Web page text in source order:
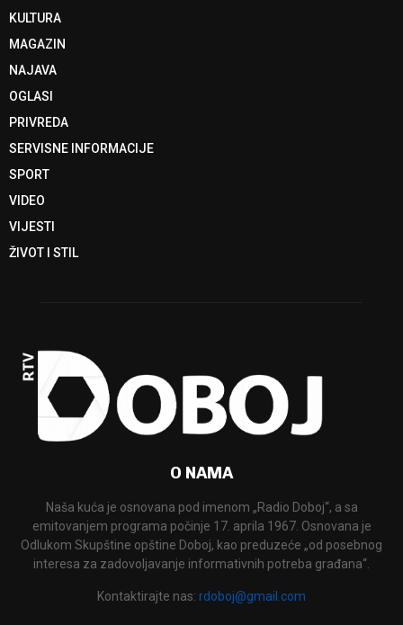
KULTURA
MAGAZIN
NAJAVA
OGLASI
PRIVREDA
SERVISNE INFORMACIJE
SPORT
VIDEO
VIJESTI
ŽIVOT I STIL
O NAMA
Naša kuća je osnovana pod imenom „Radio Doboj“, a sa
emitovanjem programa počinje 17. aprila 1967. Osnovana je
Odlukom Skupštine opštine Doboj, kao preduzeće „od posebnog
interesa za zadovoljavanje informativnih potreba građana“.
Kontaktirajte nas: rdoboj@gmail.com